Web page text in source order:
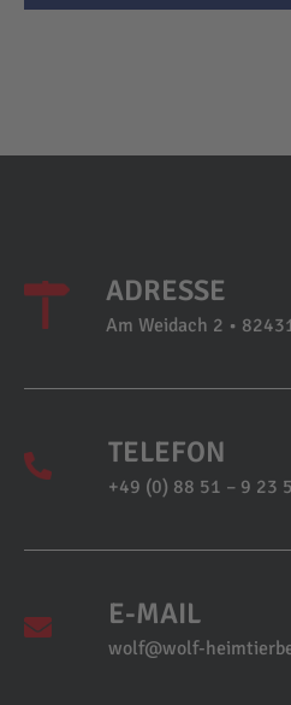
ADRESSE
Am Weidach 2 •
TELEFON
+49 (0) 88 51 – 9 23
E-MAIL
wolf@wolf-